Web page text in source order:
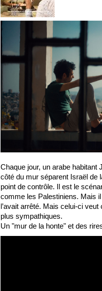
Chaque jour, un arabe habitant
côté du mur séparent Israël de
point de contrôle. Il est le
comme les Palestiniens. Mais il
l’avait arrêté. Mais celui-ci
plus sympathiques.
Un "mur de la honte" et des